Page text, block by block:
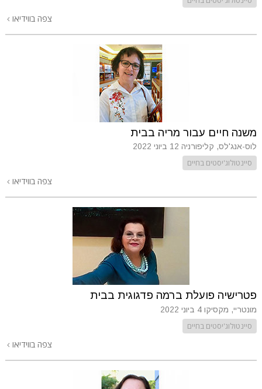
צפה בווידיאו
משנה חיים עבור מריה בבית
לוס-אנג'לס, קליפורניה 12 ביוני 2022
סיינטולוג'יסטים בחיים
צפה בווידיאו
פטרישיה פועלת ברמה פדגוגית בבית
מונטריי, מקסיקו 4 ביוני 2022
סיינטולוג'יסטים בחיים
צפה בווידיאו